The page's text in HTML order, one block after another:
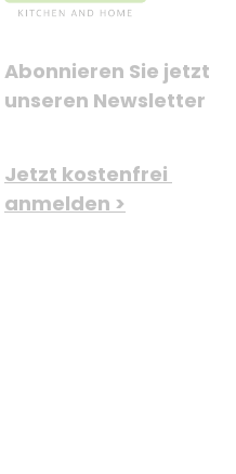
Abonnieren Sie jetzt
unseren Newsletter
Jetzt kostenfrei
anmelden >